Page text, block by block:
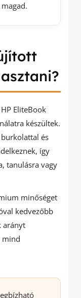
EliteBook
készültek.
és
így
tanulásra vagy
minőséget
kedvezőbb
arányt
mind